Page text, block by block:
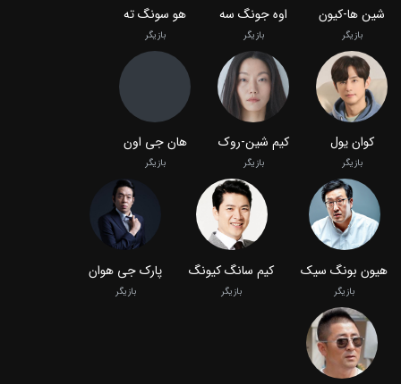
شین ها-کیون
بازیگر
اوه جونگ سه
بازیگر
هو سونگ ته
بازیگر
کوان یول
بازیگر
کیم شین‑روک
بازیگر
هان جی اون
بازیگر
هیون بونگ سیک
بازیگر
کیم سانگ کیونگ
بازیگر
پارک جی هوان
بازیگر